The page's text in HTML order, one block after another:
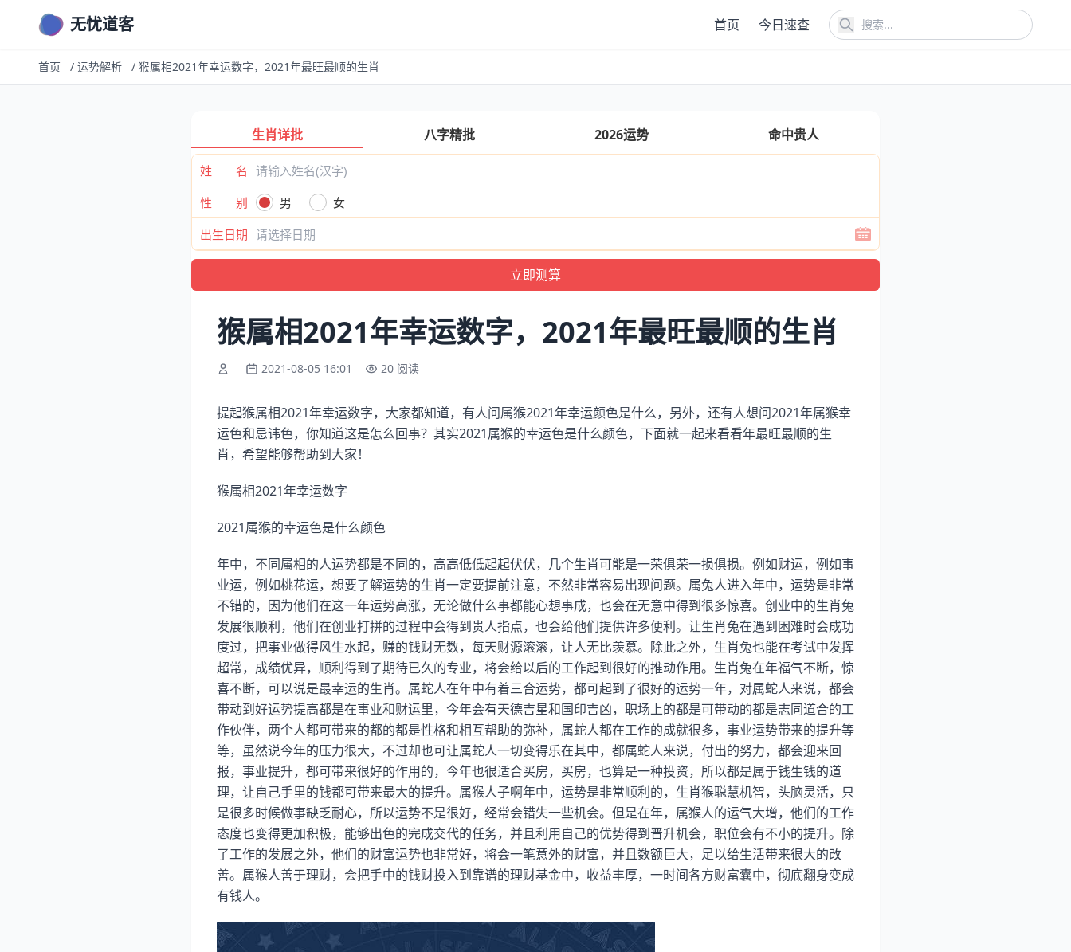
无忧道客 首页 今日速查
首页 / 运势解析 / 猴属相2021年幸运数字，2021年最旺最顺的生肖
生肖详批 八字精批 2026运势 命中贵人
姓 名
性 别
男
女
出生日期
猴属相2021年幸运数字，2021年最旺最顺的生肖
2021-08-05 16:01 20 阅读
提起猴属相2021年幸运数字，大家都知道，有人问属猴2021年幸运颜色是什么，另外，还有人想问2021年属猴幸
运色和忌讳色，你知道这是怎么回事？其实2021属猴的幸运色是什么颜色，下面就一起来看看年最旺最顺的生
肖，希望能够帮助到大家！
猴属相2021年幸运数字
2021属猴的幸运色是什么颜色
年中，不同属相的人运势都是不同的，高高低低起起伏伏，几个生肖可能是一荣俱荣一损俱损。例如财运，例如事
业运，例如桃花运，想要了解运势的生肖一定要提前注意，不然非常容易出现问题。属兔人进入年中，运势是非常
不错的，因为他们在这一年运势高涨，无论做什么事都能心想事成，也会在无意中得到很多惊喜。创业中的生肖兔
发展很顺利，他们在创业打拼的过程中会得到贵人指点，也会给他们提供许多便利。让生肖兔在遇到困难时会成功
度过，把事业做得风生水起，赚的钱财无数，每天财源滚滚，让人无比羡慕。除此之外，生肖兔也能在考试中发挥
超常，成绩优异，顺利得到了期待已久的专业，将会给以后的工作起到很好的推动作用。生肖兔在年福气不断，惊
喜不断，可以说是最幸运的生肖。属蛇人在年中有着三合运势，都可起到了很好的运势一年，对属蛇人来说，都会
带动到好运势提高都是在事业和财运里，今年会有天德吉星和国印吉凶，职场上的都是可带动的都是志同道合的工
作伙伴，两个人都可带来的都的都是性格和相互帮助的弥补，属蛇人都在工作的成就很多，事业运势带来的提升等
等，虽然说今年的压力很大，不过却也可让属蛇人一切变得乐在其中，都属蛇人来说，付出的努力，都会迎来回
报，事业提升，都可带来很好的作用的，今年也很适合买房，买房，也算是一种投资，所以都是属于钱生钱的道
理，让自己手里的钱都可带来最大的提升。属猴人子啊年中，运势是非常顺利的，生肖猴聪慧机智，头脑灵活，只
是很多时候做事缺乏耐心，所以运势不是很好，经常会错失一些机会。但是在年，属猴人的运气大增，他们的工作
态度也变得更加积极，能够出色的完成交代的任务，并且利用自己的优势得到晋升机会，职位会有不小的提升。除
了工作的发展之外，他们的财富运势也非常好，将会一笔意外的财富，并且数额巨大，足以给生活带来很大的改
善。属猴人善于理财，会把手中的钱财投入到靠谱的理财基金中，收益丰厚，一时间各方财富囊中，彻底翻身变成
有钱人。